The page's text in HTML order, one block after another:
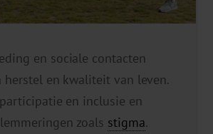
en sociale contacten
herstel en kwaliteit van leven.
en inclusie en
zoals stigma.